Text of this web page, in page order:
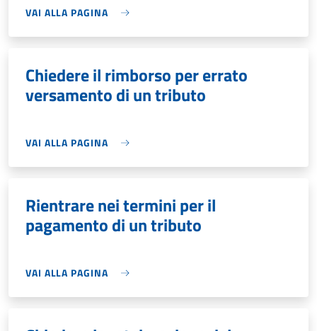
VAI ALLA PAGINA
Chiedere il rimborso per errato
versamento di un tributo
VAI ALLA PAGINA
Rientrare nei termini per il
pagamento di un tributo
VAI ALLA PAGINA